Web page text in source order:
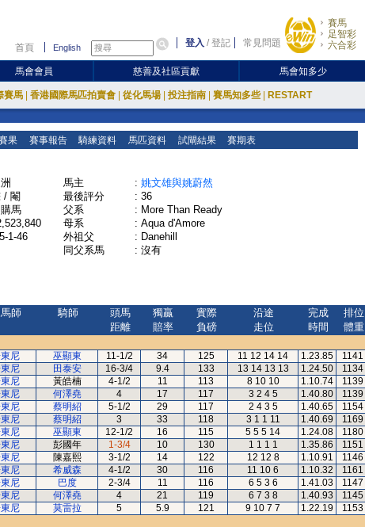
首頁 English 登入 /登記 常見問題
賽馬
足智彩
六合彩
馬會會員 慈善及社區貢獻 馬會知多少
賽馬 香港國際馬匹拍賣會 從化馬場 投注指南 賽馬知多些 RESTART
果 賽事報告 騎練資料 馬匹資料 試閘結果 賽期表
/ 閹
馬
1-46
馬主 : 姚文雄與姚蔚然
最後評分
: 36
父系
: More Than Ready
母系
: Aqua d'Amore
外祖父
: Danehill
同父系馬
: 沒有
師 騎師
頭馬
距離
獨贏
賠率
實際
負磅
沿途
走位
完成
時間
排位
體重
尼 巫顯東 11-1/2 34 125 11 12 14 14 1.23.85 1141
尼 田泰安 16-3/4 9.4 133 13 14 13 13 1.24.50 1134
尼 黃皓楠 4-1/2 11 113 8 10 10 1.10.74 1139
尼 何澤堯 4 17 117 3 2 4 5 1.40.80 1139
尼 蔡明紹 5-1/2 29 117 2 4 3 5 1.40.65 1154
尼 蔡明紹 3 33 118 3 1 1 11 1.40.69 1169
尼 巫顯東 12-1/2 16 115 5 5 5 14 1.24.08 1180
尼 彭國年 1-3/4 10 130 1 1 1 1 1.35.86 1151
尼 陳嘉熙 3-1/2 14 122 12 12 8 1.10.91 1146
尼 希威森 4-1/2 30 116 11 10 6 1.10.32 1161
尼 巴度 2-3/4 11 116 6 5 3 6 1.41.03 1147
尼 何澤堯 4 21 119 6 7 3 8 1.40.93 1145
尼 莫雷拉 5 5.9 121 9 10 7 7 1.22.19 1153